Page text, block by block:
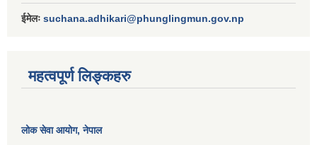
ईमेलः suchana.adhikari@phunglingmun.gov.np
महत्वपूर्ण लिङ्कहरु
लोक सेवा आयोग, नेपाल